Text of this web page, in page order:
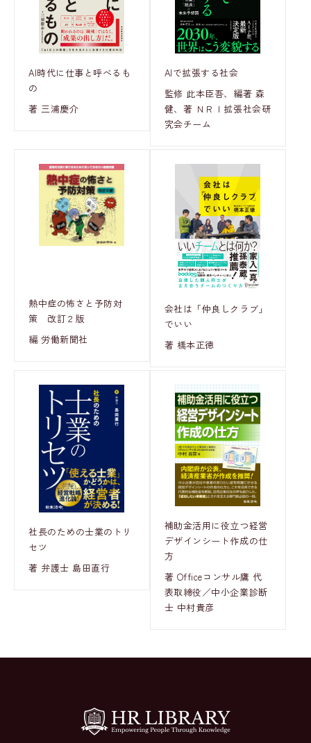
AI時代に仕事と呼べるも
の
著 三浦慶介
AIで拡張する社会
監修 此本臣吾、編著 森
健、著 ＮＲＩ拡張社会研
究会チーム
熱中症の怖さと予防対
策 改訂２版
編 労働新聞社
会社は「仲良しクラブ」
でいい
著 橋本正徳
社長のための士業のトリ
セツ
著 弁護士 島田直行
補助金活用に役立つ経営
デザインシート作成の仕
方
著 Officeコンサル鷹 代
表取締役／中小企業診断
士 中村貴彦